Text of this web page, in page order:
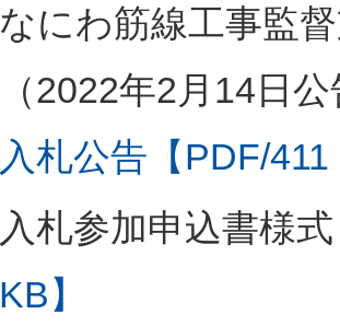
なにわ筋線工事監
（2022年2月14日
入札公告【PDF/
入札参加申込書様式
KB】